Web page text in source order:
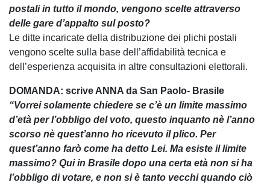
postali in tutto il mondo, vengono scelte attraverso
delle gare d’appalto sul posto?
Le ditte incaricate della distribuzione dei plichi postali
vengono scelte sulla base dell’affidabilità tecnica e
dell’esperienza acquisita in altre consultazioni elettorali.
DOMANDA: scrive ANNA da San Paolo- Brasile
“Vorrei solamente chiedere se c’è un limite massimo
d’età per l’obbligo del voto, questo inquanto nè l’anno
scorso nè quest’anno ho ricevuto il plico. Per
quest’anno farò come ha detto Lei. Ma esiste il limite
massimo? Qui in Brasile dopo una certa età non si ha
l’obbligo di votare, e non si è tanto vecchi quando ciò